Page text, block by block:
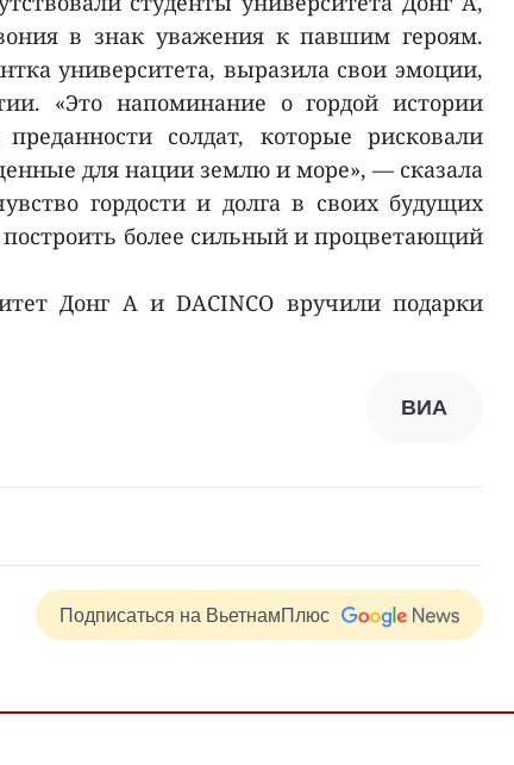
в знак уважения к павшим героям.
университета, выразила свои эмоции,
«Это напоминание о гордой истории
солдат, которые рисковали
для нации землю и море», — сказала
гордости и долга в своих будущих
более сильный и процветающий
Донг А и DACINCO вручили подарки
ВИА
Подписаться на ВьетнамПлюс